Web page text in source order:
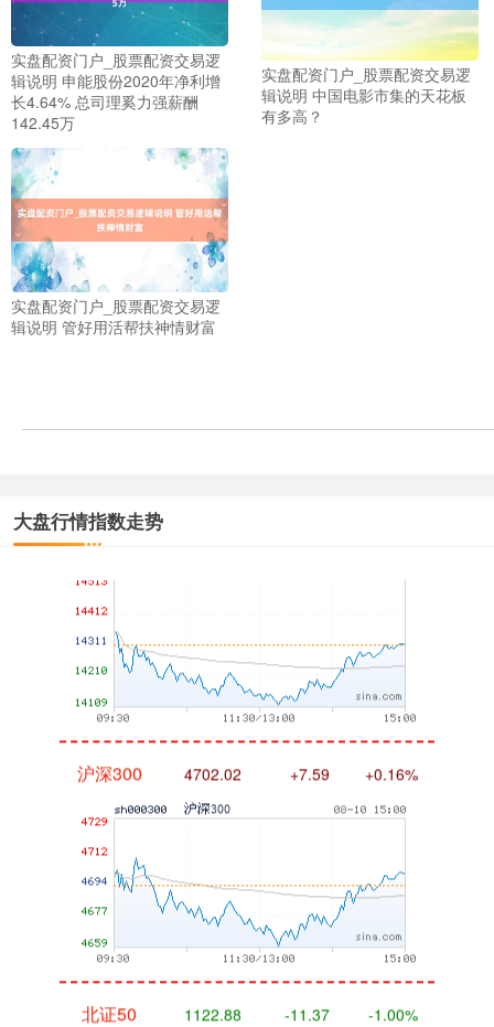
实盘配资门户_股票配资交易逻
辑说明 申能股份2020年净利增
长4.64% 总司理奚力强薪酬
142.45万
实盘配资门户_股票配资交易逻
辑说明 中国电影市集的天花板
有多高？
实盘配资门户_股票配资交易逻
辑说明 管好用活帮扶神情财富
大盘行情指数走势
上证综指 3966.59
深证成指
沪深300
北证50